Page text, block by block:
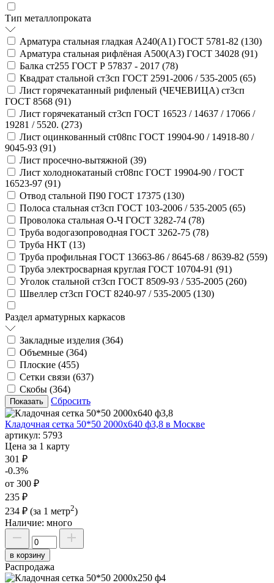
Тип металлопроката
Арматура стальная гладкая А240(А1) ГОСТ 5781-82 (130)
Арматура стальная рифлёная А500(А3) ГОСТ 34028 (91)
Балка ст255 ГОСТ Р 57837 - 2017 (78)
Квадрат стальной ст3сп ГОСТ 2591-2006 / 535-2005 (65)
Лист горячекатанный рифленый (ЧЕЧЕВИЦА) ст3сп
ГОСТ 8568 (91)
Лист горячекатаный ст3сп ГОСТ 16523 / 14637 / 17066 /
19281 / 5520. (273)
Лист оцинкованный ст08пс ГОСТ 19904-90 / 14918-80 /
9045-93 (91)
Лист просечно-вытяжной (39)
Лист холоднокатаный ст08пс ГОСТ 19904-90 / ГОСТ
16523-97 (91)
Отвод стальной П90 ГОСТ 17375 (130)
Полоса стальная ст3сп ГОСТ 103-2006 / 535-2005 (65)
Проволока стальная О-Ч ГОСТ 3282-74 (78)
Труба водогазопроводная ГОСТ 3262-75 (78)
Труба НКТ (13)
Труба профильная ГОСТ 13663-86 / 8645-68 / 8639-82 (559)
Труба электросварная круглая ГОСТ 10704-91 (91)
Уголок стальной ст3сп ГОСТ 8509-93 / 535-2005 (260)
Швеллер ст3сп ГОСТ 8240-97 / 535-2005 (130)
Раздел арматурных каркасов
Закладные изделия (364)
Объемные (364)
Плоские (455)
Сетки связи (637)
Скобы (364)
Сбросить
Кладочная сетка 50*50 2000х640 ф3,8 в Москве
артикул: 5793
Цена за 1 карту
301 ₽
-0.3%
от 300 ₽
235 ₽
234 ₽ (за 1 метр2)
Наличие: много
в корзину
Распродажа